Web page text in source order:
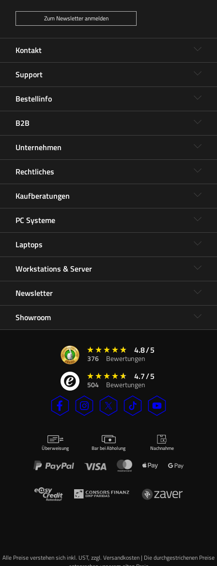
Kontakt
Support
Bestellinfo
B2B
Unternehmen
Rechtliches
Kaufberatungen
PC Systeme
Laptops
Workstations & Server
Newsletter
Showroom
Zum Newsletter anmelden
4.8/5
376 Bewertungen
4.7/5
504 Bewertungen
Überweisung Bar bei Abholung Nachnahme
Alle Preise verstehen sich inkl. UST, zzgl. Versandkosten | Die durchgestrichenen Preise